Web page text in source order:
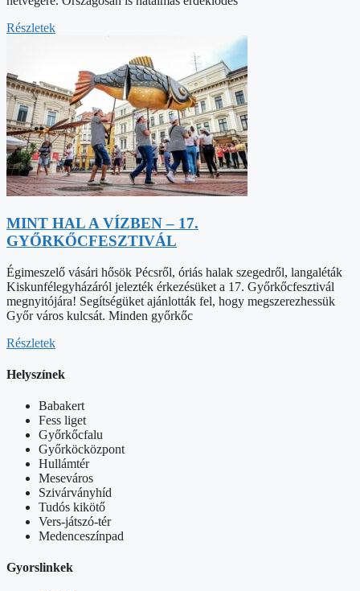
Részletek
MINT HAL A VÍZBEN – 17.
GYŐRKŐCFESZTIVÁL
Égimeszelő vásári hősök Pécsről, óriás halak szegedről, langaléták
Kiskunfélegyházáról jelezték érkezésüket a 17. Győrkőcfesztivál
megnyitójára! Segítségüket ajánlották fel, hogy megszerezhessük
Győr város kulcsát. Minden győrkőc
Részletek
Helyszínek
Babakert
Fess liget
Győrkőcfalu
Győrköcközpont
Hullámtér
Meseváros
Szivárványhíd
Tudós kikötő
Vers-játszó-tér
Medenceszínpad
Gyorslinkek